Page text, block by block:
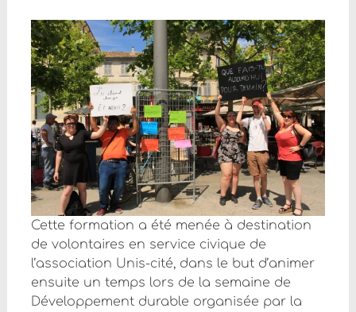
Cette formation a été menée à destination
de volontaires en service civique de
l’association Unis-cité, dans le but d’animer
ensuite un temps lors de la semaine de
Développement durable organisée par la